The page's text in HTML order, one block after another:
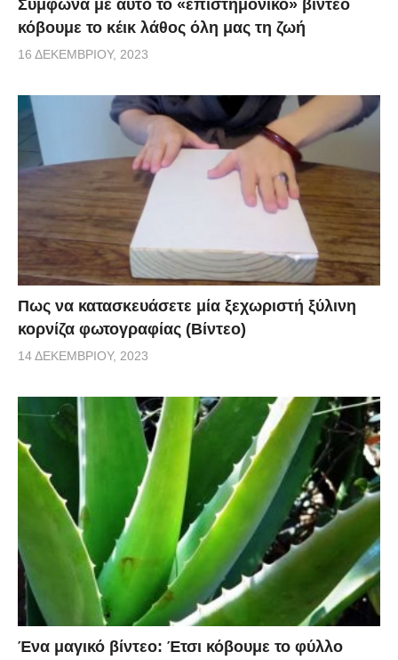
Σύμφωνα με αυτό το «επιστημονικό» βίντεο
κόβουμε το κέικ λάθος όλη μας τη ζωή
16 ΔΕΚΕΜΒΡΊΟΥ, 2023
Πως να κατασκευάσετε μία ξεχωριστή ξύλινη
κορνίζα φωτογραφίας (Βίντεο)
14 ΔΕΚΕΜΒΡΊΟΥ, 2023
Ένα μαγικό βίντεο: Έτσι κόβουμε το φύλλο